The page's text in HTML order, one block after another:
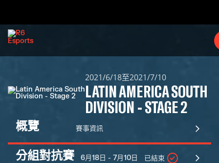
2021/6/18至2021/7/10
LATIN AMERICA SOUTH
DIVISION - STAGE 2
概覽 賽事資訊
分組對抗賽 6月18日 - 7月10日 已結束